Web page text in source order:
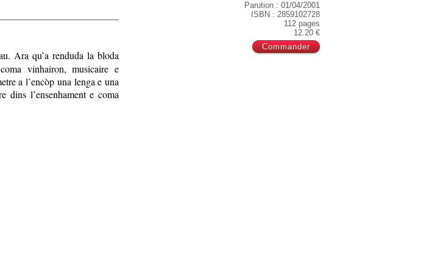
Parution : 01/04/2001
ISBN : 2859102728
112 pages
12.20 €
Ara qu’a renduda la bloda
vinhairon, musicaire e
a l’encòp una lenga e una
dins l’ensenhament e coma